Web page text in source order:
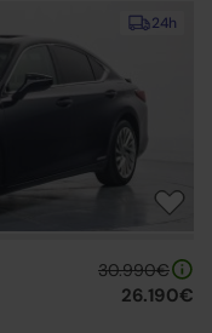
24h
30.990€
26.190€